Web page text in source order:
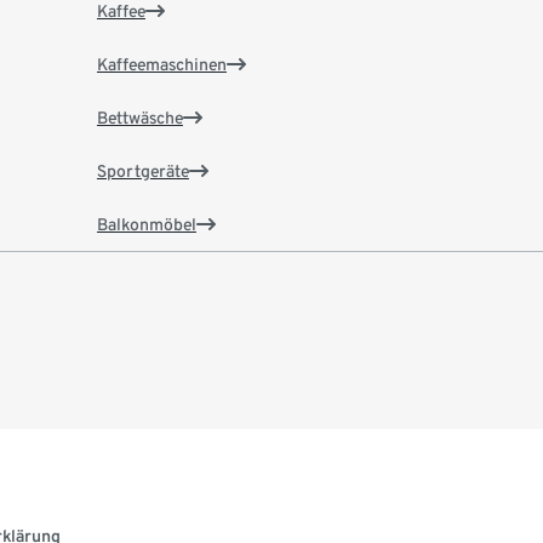
Kaffee
Kaffeemaschinen
Bettwäsche
Sportgeräte
Balkonmöbel